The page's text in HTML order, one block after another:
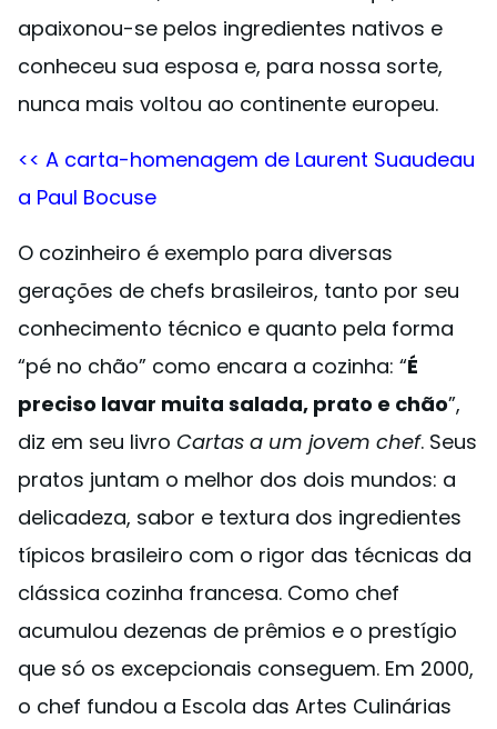
apaixonou-se pelos ingredientes nativos e
conheceu sua esposa e, para nossa sorte,
nunca mais voltou ao continente europeu.
<< A carta-homenagem de Laurent Suaudeau
a Paul Bocuse
O cozinheiro é exemplo para diversas
gerações de chefs brasileiros, tanto por seu
conhecimento técnico e quanto pela forma
“pé no chão” como encara a cozinha: “É
preciso lavar muita salada, prato e chão”,
diz em seu livro Cartas a um jovem chef. Seus
pratos juntam o melhor dos dois mundos: a
delicadeza, sabor e textura dos ingredientes
típicos brasileiro com o rigor das técnicas da
clássica cozinha francesa. Como chef
acumulou dezenas de prêmios e o prestígio
que só os excepcionais conseguem. Em 2000,
o chef fundou a Escola das Artes Culinárias